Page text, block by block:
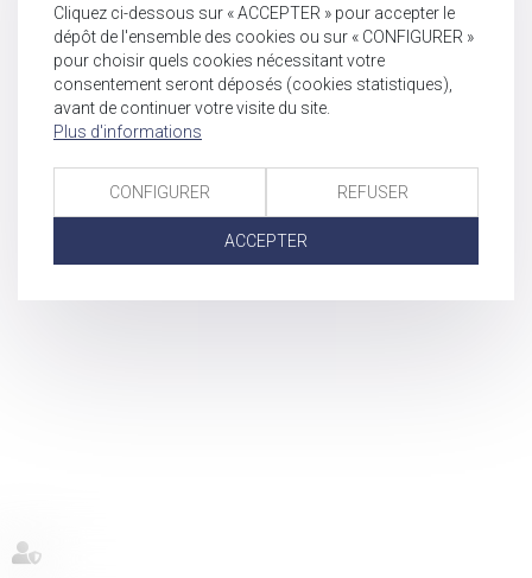
Cliquez ci-dessous sur « ACCEPTER » pour accepter le
dépôt de l'ensemble des cookies ou sur « CONFIGURER »
pour choisir quels cookies nécessitant votre
consentement seront déposés (cookies statistiques),
avant de continuer votre visite du site.
Plus d'informations
CONFIGURER REFUSER
ACCEPTER